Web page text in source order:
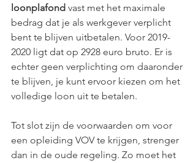
loonplafond vast met het maximale
bedrag dat je als werkgever verplicht
bent te blijven uitbetalen. Voor 2019-
2020 ligt dat op 2928 euro bruto. Er is
echter geen verplichting om daaronder
te blijven, je kunt ervoor kiezen om het
volledige loon uit te betalen.
Tot slot zijn de voorwaarden om voor
een opleiding VOV te krijgen, strenger
dan in de oude regeling. Zo moet het